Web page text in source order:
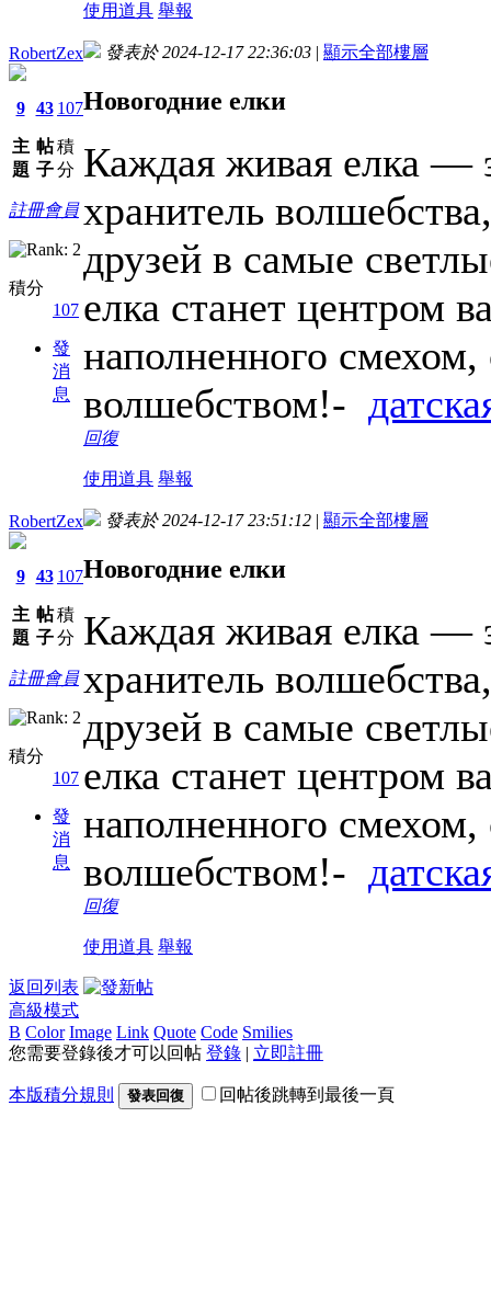
使用道具 舉報
RobertZex
9
主
題
43
帖
子
107
積
分
註冊會員
積分
107
發
消
息
發表於 2024-12-17 22:36:03 | 顯示全部樓層
Новогодние елки
Каждая живая елка —
хранитель
друзей в самые
елка станет центром
наполненного смехом,
волшебством!-
回復
使用道具 舉報
RobertZex
9
主
題
43
帖
子
107
積
分
註冊會員
積分
107
發
消
息
發表於 2024-12-17 23:51:12 | 顯示全部樓層
Новогодние елки
Каждая живая елка —
хранитель
друзей в самые
елка станет центром
наполненного смехом,
волшебством!-
回復
使用道具 舉報
返回列表
高級模式
B Color Image Link Quote Code Smilies
您需要登錄後才可以回帖 登錄 | 立即註冊
本版積分規則 發表回復 回帖後跳轉到最後一頁